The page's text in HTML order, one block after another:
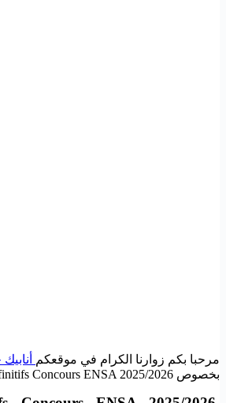
مرحبا بكم زوارنا الكرام في موقعكم
بخصوص Résultats Définitifs Concours ENSA 2025/2026